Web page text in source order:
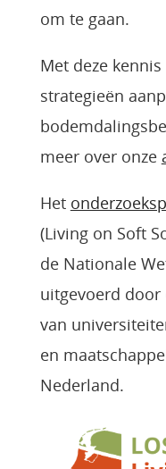
om te gaan.
Met deze
strategieën
meer over onze
Het
(Living on Soft
de Nationale
uitgevoerd door
van
en
Nederland.